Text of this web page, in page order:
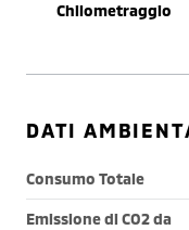
Chilometraggio
DATI
Consumo Totale
Emissione di CO2 da